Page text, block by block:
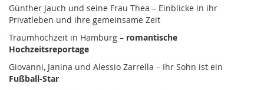
Günther Jauch und seine Frau Thea – Einblicke in ihr
Privatleben und ihre gemeinsame Zeit
Traumhochzeit in Hamburg – romantische
Hochzeitsreportage
Giovanni, Janina und Alessio Zarrella – Ihr Sohn ist ein
Fußball-Star